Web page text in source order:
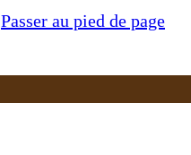
Passer au pied de page